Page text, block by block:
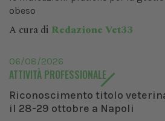
obeso
A cura di Redazione Vet33
06/08/2026
ATTIVITÀ PROFESSIONALE
Riconoscimento titolo
il 28-29 ottobre a Napoli